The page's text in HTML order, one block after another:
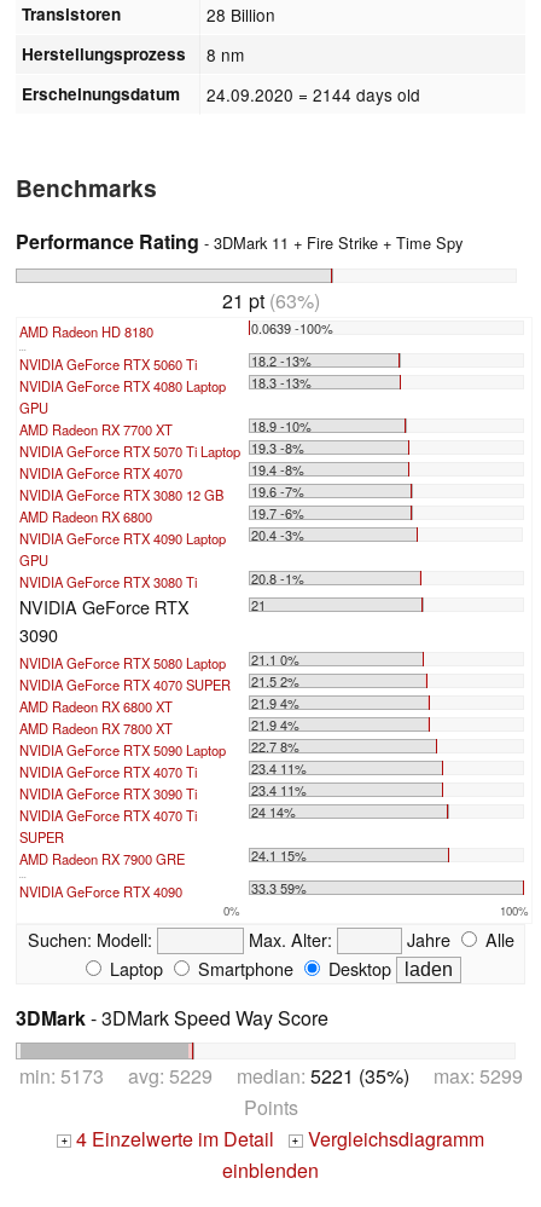
Transistoren 28 Billion
Herstellungsprozess 8 nm
Erscheinungsdatum 24.09.2020 = 2144 days old
Benchmarks
Performance Rating - 3DMark 11 + Fire Strike + Time Spy
21 pt(63%)
AMD Radeon HD 8180 0.0639 -100%
NVIDIA GeForce RTX 5060 Ti
18.2 -13%
NVIDIA GeForce RTX 4080 Laptop
GPU
18.3 -13%
AMD Radeon RX 7700 XT
18.9 -10%
NVIDIA GeForce RTX 5070 Ti Laptop 19.3 -8%
NVIDIA GeForce RTX 4070
19.4 -8%
NVIDIA GeForce RTX 3080 12 GB
19.6 -7%
AMD Radeon RX 6800
19.7 -6%
NVIDIA GeForce RTX 4090 Laptop
GPU
20.4 -3%
NVIDIA GeForce RTX 3080 Ti 20.8 -1%
NVIDIA GeForce RTX
3090
21
NVIDIA GeForce RTX 5080 Laptop
21.1 0%
NVIDIA GeForce RTX 4070 SUPER
21.5 2%
AMD Radeon RX 6800 XT
21.9 4%
AMD Radeon RX 7800 XT
21.9 4%
NVIDIA GeForce RTX 5090 Laptop
22.7 8%
NVIDIA GeForce RTX 4070 Ti
23.4 11%
NVIDIA GeForce RTX 3090 Ti
23.4 11%
NVIDIA GeForce RTX 4070 Ti
SUPER
24 14%
AMD Radeon RX 7900 GRE 24.1 15%
NVIDIA GeForce RTX 4090 33.3 59%
0% 100%
Suchen: Modell: Max. Alter: Jahre
Alle
Laptop
Smartphone Desktop
3DMark- 3DMark Speed Way Score
min: 5173 avg: 5229 median: 5221 (35%) max: 5299
Points
+ 4 Einzelwerte im Detail + Vergleichsdiagramm
einblenden